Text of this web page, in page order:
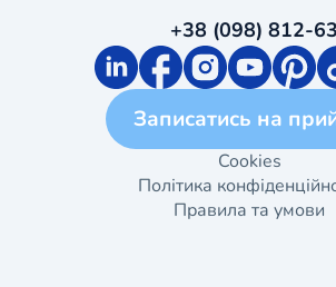
+38 (098) 812-
Записатись на
Cookies
Політика
Правила та умови